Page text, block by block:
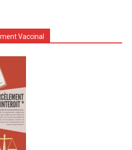
Vaccinal